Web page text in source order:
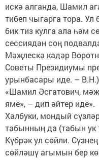
искә алганда, Шамил
тибеп чыгарга тора. Ул
бик тиз кулга ала һәм
сессиядән соң
Мәҗлескә кадәр
Советы Президиумы
урынбасары иде. –
«Шамил Әсгатович,
яме», – дип әйтер иде».
Хәлбуки, мондый
табынның да (табын ук
Күбрәк ул сөйли.
сөйләшү агымын бер